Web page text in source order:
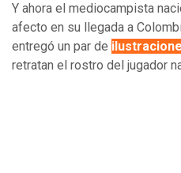
Y ahora el mediocampista
afecto en su llegada a
entregó un par de
retratan el rostro del jugador